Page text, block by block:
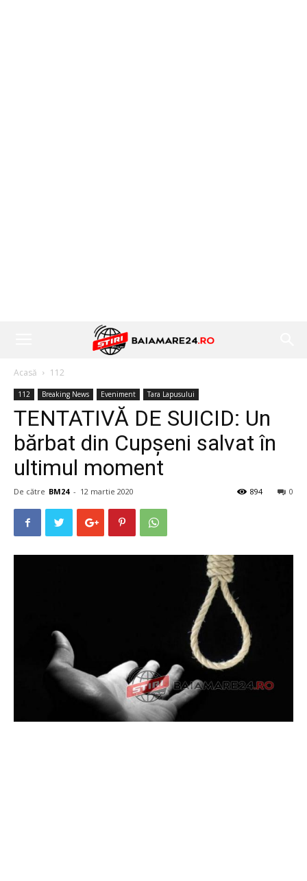
Acasă 112
112 Breaking News Eveniment Tara Lapusului
TENTATIVĂ DE SUICID: Un
bărbat din Cupșeni salvat în
ultimul moment
De către BM24 - 12 martie 2020 0
894